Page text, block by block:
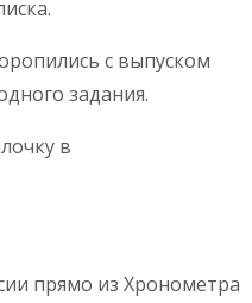
с выпуском
задания.
в
прямо из Хронометра